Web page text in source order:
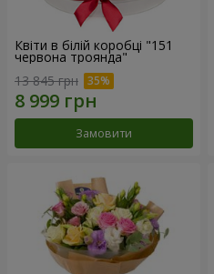
Квіти в білій коробці "151
червона троянда"
13 845 грн
Замовити